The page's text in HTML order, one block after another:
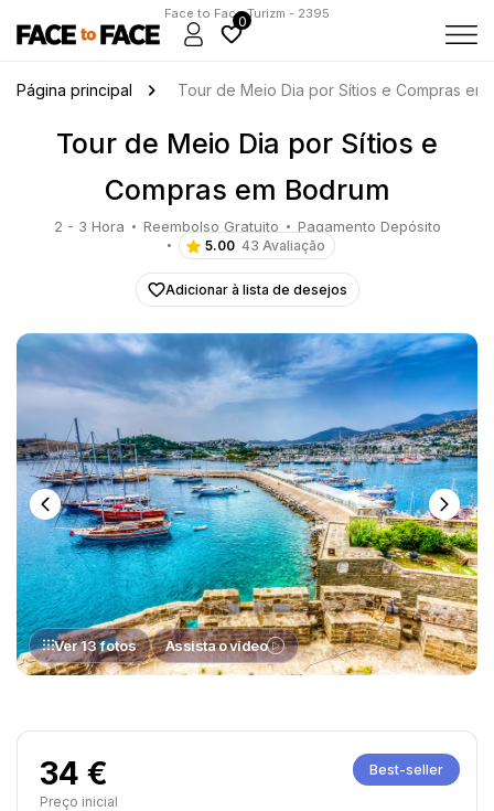
Face to Face Turizm - 2395
0
Página principal Tour de Meio Dia por Sítios e Compras em
Tour de Meio Dia por Sítios e
Compras em Bodrum
2 - 3 Hora Reembolso Gratuito Pagamento Depósito
5.00 43 Avaliação
Adicionar à lista de desejos
Ver 13 fotos Assista o vídeo
Best-seller
34 €
Preço inicial